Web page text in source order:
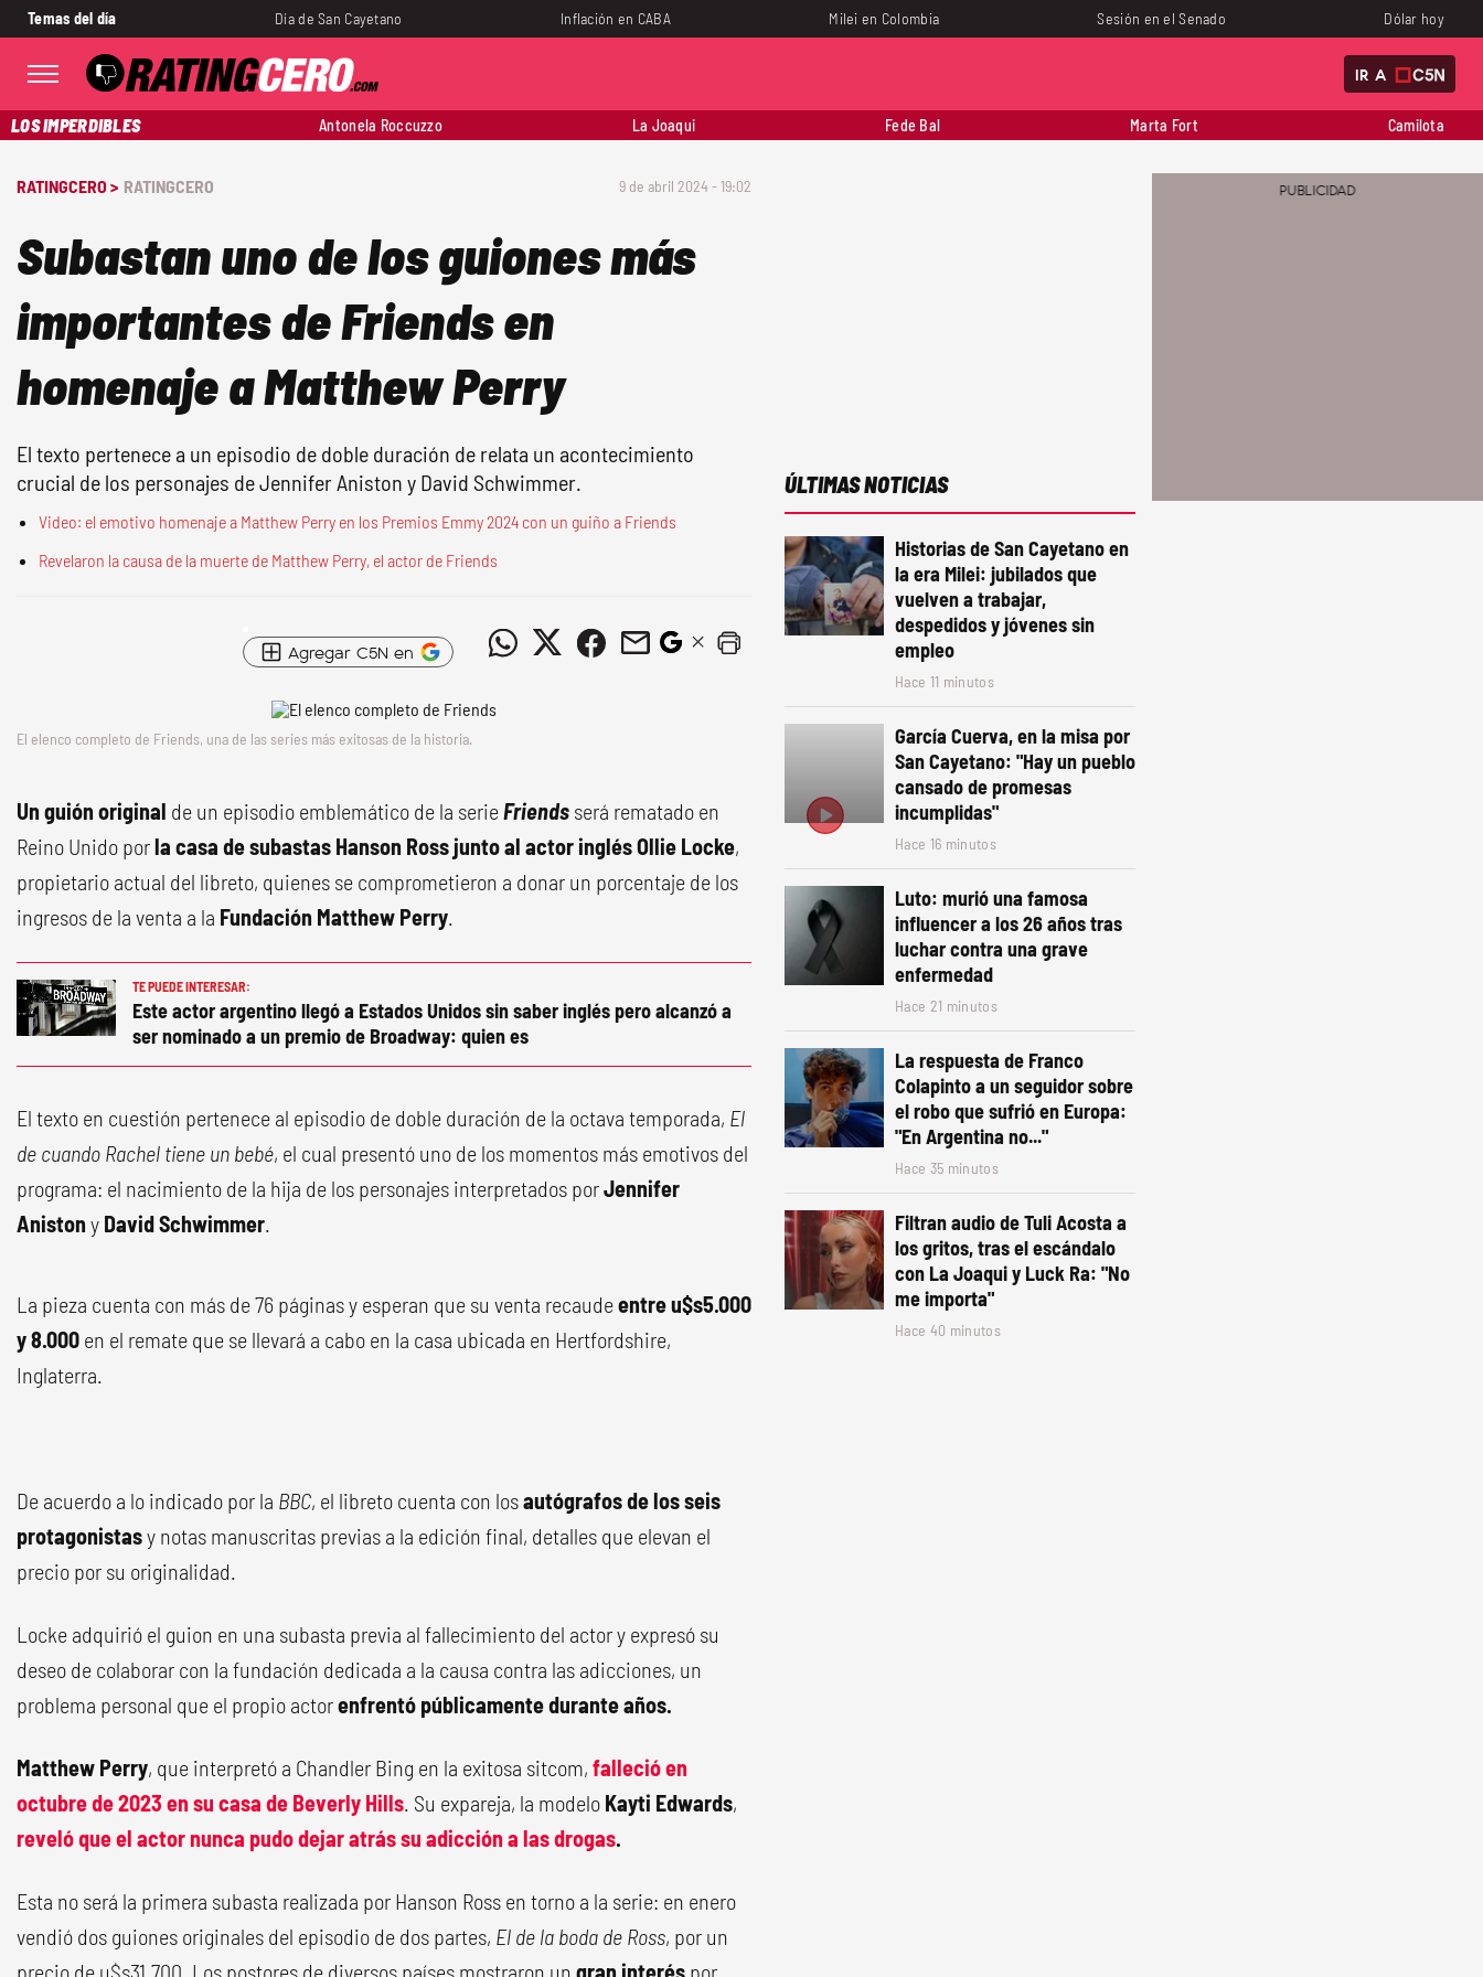
Temas del día Día de San Cayetano Inflación en CABA Milei en Colombia Sesión en el Senado Dólar hoy
IR A
LOS IMPERDIBLES Antonela Roccuzzo La Joaqui Fede Bal Marta Fort Camilota
RATINGCERO > RATINGCERO 9 de abril 2024 - 19:02
Subastan uno de los guiones más
importantes de Friends en
homenaje a Matthew Perry
El texto pertenece a un episodio de doble duración de relata un acontecimiento
crucial de los personajes de Jennifer Aniston y David Schwimmer.
Video: el emotivo homenaje a Matthew Perry en los Premios Emmy 2024 con un guiño a Friends
Revelaron la causa de la muerte de Matthew Perry, el actor de Friends
Agregar C5N en
El elenco completo de Friends, una de las series más exitosas de la historia.
Un guión original de un episodio emblemático de la serieFriends será rematado en
Reino Unido porla casa de subastas Hanson Ross junto al actor inglés Ollie Locke,
propietario actual del libreto, quienes se comprometieron a donar un porcentaje de los
ingresos de la venta a la Fundación Matthew Perry.
TE PUEDE INTERESAR:
Este actor argentino llegó a Estados Unidos sin saber inglés pero alcanzó a
ser nominado a un premio de Broadway: quien es
El texto en cuestión pertenece al episodio de doble duración de la octava temporada, El
de cuando Rachel tiene un bebé, el cual presentó uno de los momentos más emotivos del
programa: el nacimiento de la hija de los personajes interpretados porJennifer
Aniston y David Schwimmer.
La pieza cuenta con más de 76 páginas y esperan que su venta recaudeentre u$s5.000
y 8.000 en el remate que se llevará a cabo en la casa ubicada en Hertfordshire,
Inglaterra.
De acuerdo a lo indicado por la BBC, el libreto cuenta con losautógrafos de los seis
protagonistasy notas manuscritas previas a la edición final, detalles que elevan el
precio por su originalidad.
Locke adquirió el guion en una subasta previa al fallecimiento del actor y expresó su
deseo de colaborar con la fundación dedicada a la causa contra las adicciones, un
problema personal que el propio actorenfrentó públicamente durante años.
Matthew Perry, que interpretó a Chandler Bing en la exitosa sitcom, falleció en
octubre de 2023 en su casa de Beverly Hills. Su expareja, la modelo Kayti Edwards,
reveló queel actor nunca pudo dejar atrás su adicción a las drogas.
Esta no será la primera subasta realizada por Hanson Ross en torno a la serie: en enero
vendió dos guiones originales del episodio de dos partes, El de la boda de Ross, por un
precio de u$s31.700. Los postores de diversos países mostraron un gran interés por
ÚLTIMAS NOTICIAS
Historias de San Cayetano en
la era Milei: jubilados que
vuelven a trabajar,
despedidos y jóvenes sin
empleo
Hace 11 minutos
García Cuerva, en la misa por
San Cayetano: "Hay un pueblo
cansado de promesas
incumplidas"
Hace 16 minutos
Luto: murió una famosa
influencer a los 26 años tras
luchar contra una grave
enfermedad
Hace 21 minutos
La respuesta de Franco
Colapinto a un seguidor sobre
el robo que sufrió en Europa:
"En Argentina no..."
Hace 35 minutos
Filtran audio de Tuli Acosta a
los gritos, tras el escándalo
con La Joaqui y Luck Ra: "No
me importa"
Hace 40 minutos